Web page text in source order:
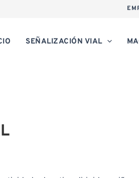
SEÑALIZACIÓN VIAL